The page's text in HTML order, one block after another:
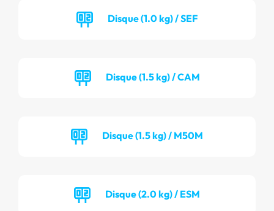
Disque (1.0 kg) / SEF
Disque (1.5 kg) / CAM
Disque (1.5 kg) / M50M
Disque (2.0 kg) / ESM